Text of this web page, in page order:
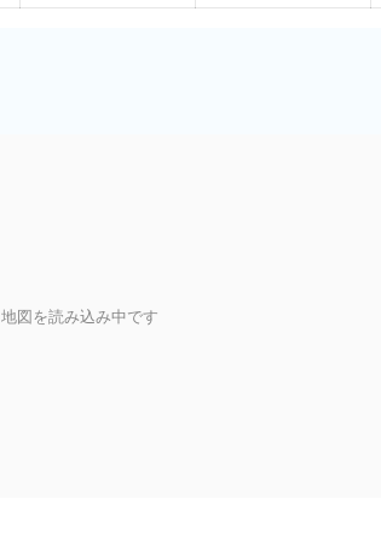
地図を読み込み中です